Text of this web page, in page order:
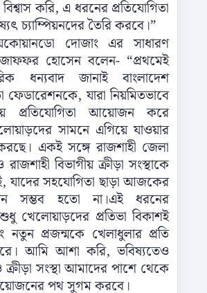
করি, এ ধরনের প্রতিযোগিতা
চ্যাম্পিয়নদের তৈরি করবে।”
দোজাং এর সাধারণ
হোসেন বলেন- “প্রথমেই
ধন্যবাদ জানাই বাংলাদেশ
যারা নিয়মিতভাবে
প্রতিযোগিতা আয়োজন করে
সামনে এগিয়ে যাওয়ার
একই সঙ্গে রাজশাহী জেলা
রাজশাহী বিভাগীয় ক্রীড়া সংস্থাকে
যাদের সহযোগিতা ছাড়া আজকের
সম্ভব হতো না।এই ধরনের
খেলোয়াড়দের প্রতিভা বিকাশই
প্রজন্মকে খেলাধুলার প্রতি
আমি আশা করি, ভবিষ্যতেও
সংস্থা আমাদের পাশে থেকে
পথ সুগম করবে।